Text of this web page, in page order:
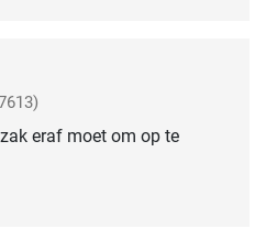
eraf moet om op te